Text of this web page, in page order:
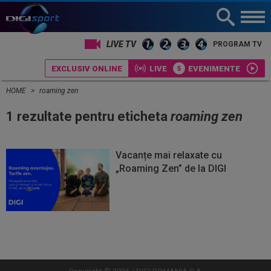
LIVE TV PROGRAM TV
EXCLUSIV ONLINE LIVE EVENIMENTE
HOME roaming zen
1 rezultate pentru eticheta roaming zen
Vacanțe mai relaxate cu
„Roaming Zen” de la DIGI
mai
mai